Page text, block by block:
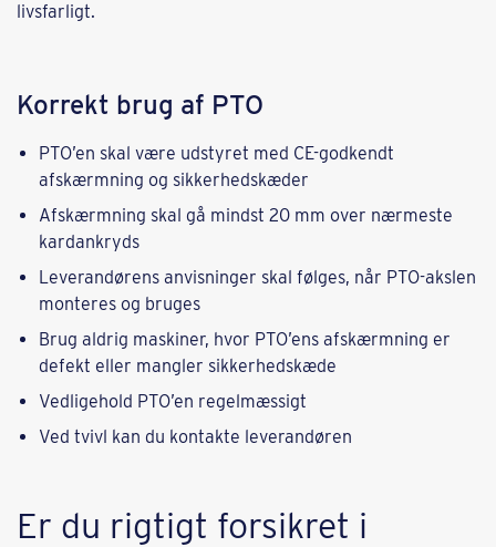
livsfarligt.
Korrekt brug af PTO
PTO’en skal være udstyret med CE-godkendt
afskærmning og sikkerhedskæder
Afskærmning skal gå mindst 20 mm over nærmeste
kardankryds
Leverandørens anvisninger skal følges, når PTO-akslen
monteres og bruges
Brug aldrig maskiner, hvor PTO’ens afskærmning er
defekt eller mangler sikkerhedskæde
Vedligehold PTO’en regelmæssigt
Ved tvivl kan du kontakte leverandøren
Er du rigtigt forsikret i